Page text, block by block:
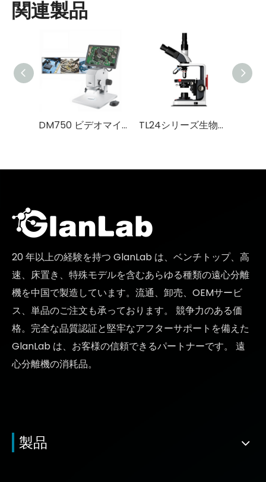
関連製品
DM750 ビデオマイクロスコープ TL24シリーズ生物顕微鏡
20 年以上の経験を持つ GlanLab は、ベンチトップ、高
速、床置き、特殊モデルを含むあらゆる種類の遠心分離
機を中国で製造しています。流通、卸売、OEMサービ
ス、単品のご注文も承っております。 競争力のある価
格。完全な品質認証と堅牢なアフターサポートを備えた
GlanLab は、お客様の信頼できるパートナーです。 遠
心分離機の消耗品。
製品